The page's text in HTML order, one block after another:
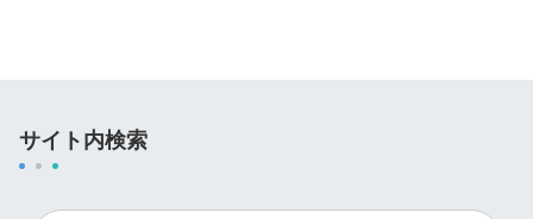
サイト内検索